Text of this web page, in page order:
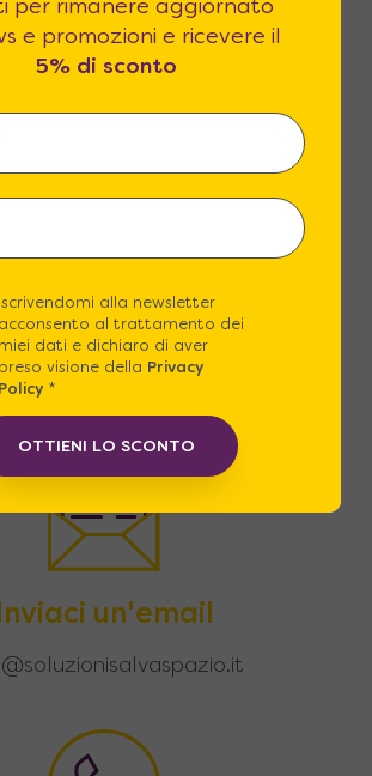
Contattaci
con ORARIO CONTINUATO
Assistenza
+39 06 22772112
Inviaci un'email
per rimanere aggiornato
e promozioni e ricevere il
5% di sconto
Iscrivendomi alla newsletter
acconsento al trattamento dei
miei dati e dichiaro di aver
preso visione della
Privacy
Policy*
OTTIENI LO SCONTO